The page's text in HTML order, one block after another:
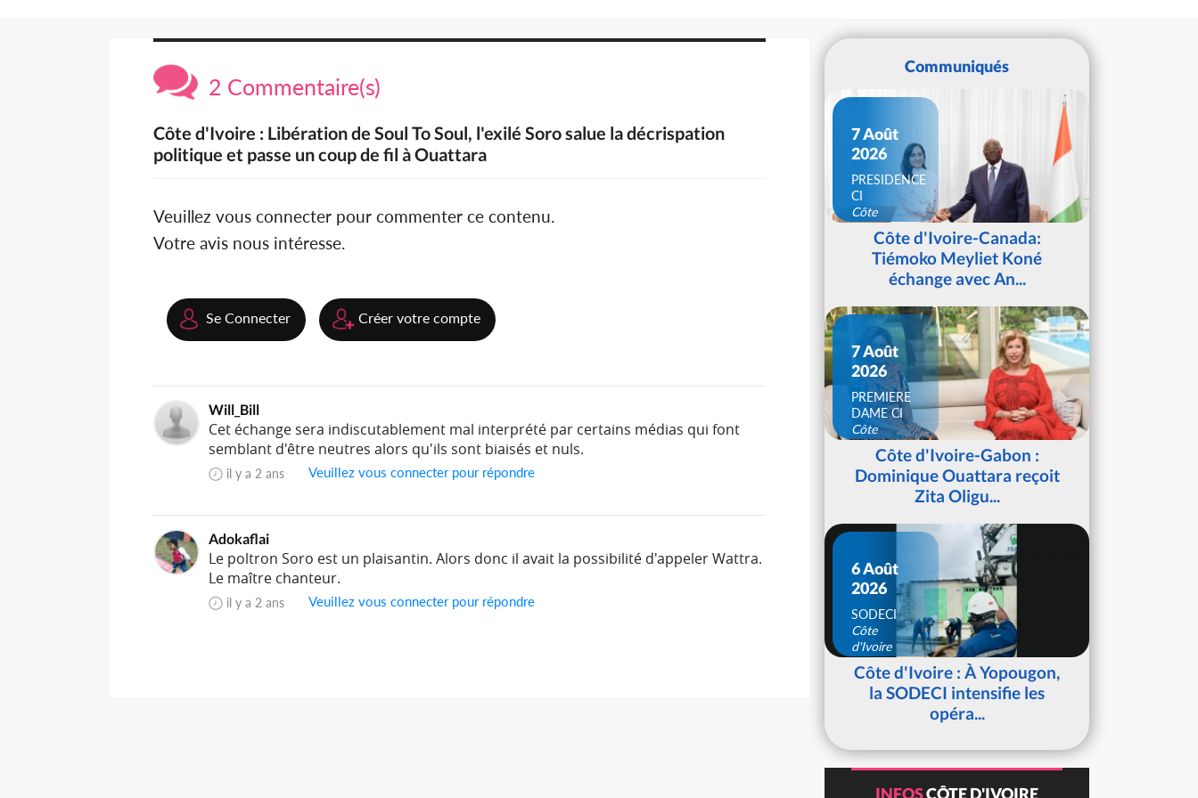
2 Commentaire(s)
Côte d'Ivoire : Libération de Soul To Soul, l'exilé Soro salue la décrispation
politique et passe un coup de fil à Ouattara
Veuillez vous connecter pour commenter ce contenu.
Votre avis nous intéresse.
Se Connecter Créer votre compte
Will_Bill
Cet échange sera indiscutablement mal interprété par certains médias qui font
semblant d'être neutres alors qu'ils sont biaisés et nuls.
il y a 2 ans Veuillez vous connecter pour répondre
Adokaflai
Le poltron Soro est un plaisantin. Alors donc il avait la possibilité d'appeler Wattra.
Le maître chanteur.
il y a 2 ans Veuillez vous connecter pour répondre
Communiqués
7 Août
2026
PRESIDENCE
CI
Côte
d'IvoireCôte d'Ivoire-Canada:
Tiémoko Meyliet Koné
échange avec An...
7 Août
2026
PREMIERE
DAME CI
Côte
d'IvoireCôte d'Ivoire-Gabon :
Dominique Ouattara reçoit
Zita Oligu...
6 Août
2026
SODECI
Côte
d'Ivoire
Côte d'Ivoire : À Yopougon,
la SODECI intensifie les
opéra...
INFOSCÔTE D'IVOIRE